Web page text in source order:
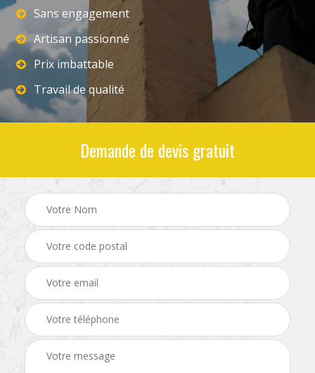
Sans engagement
Artisan passionné
Prix imbattable
Travail de qualité
Demande de devis gratuit